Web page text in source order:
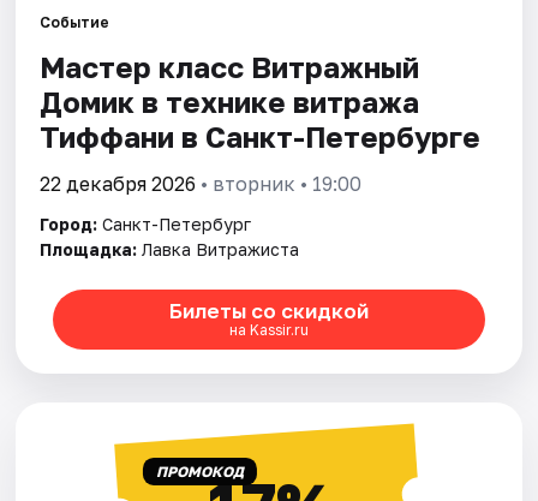
Города
Площадки
Артисты
Рейтинги
Событие
Мастер класс Витражный
Домик в технике витража
Тиффани в Санкт-Петербурге
22 декабря 2026 • вторник • 19:00
Город: Санкт-Петербург
Площадка: Лавка Витражиста
Билеты со скидкой
на Kassir.ru
ПРОМОКОД